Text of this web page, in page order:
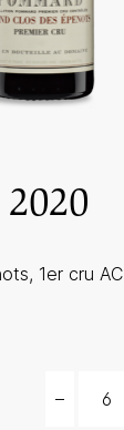
1er cru AC
–